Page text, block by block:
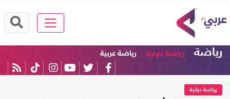
رياضة رياضة دولية رياضة عربية
رياضة دولية